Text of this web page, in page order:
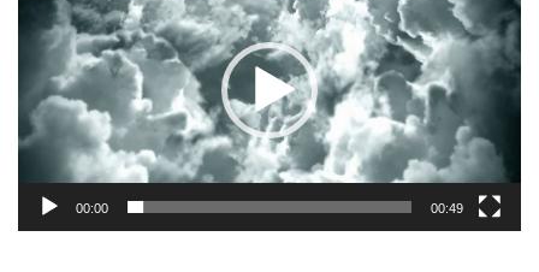
ไฟล์
วิดีโอ
00:00 00:49